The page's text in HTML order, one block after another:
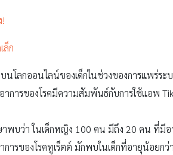
ล็ก
ลกออนไลน์ของเด็กในช่วงของการแพร่ระ
การของโรคมีความสัมพันธ์กับการใช้แอพ
พบว่า ในเด็กหญิง 100 คน มีถึง 20 คน ที่มีอ
การของโรคทูเร็ตต์ มักพบในเด็กที่อายุน้อย